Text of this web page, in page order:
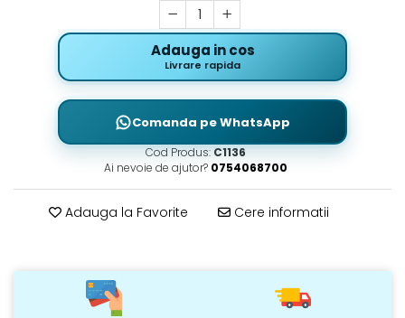
Adauga in cos
Livrare rapida
Comanda pe WhatsApp
Cod Produs:C1136
Ai nevoie de ajutor? 0754068700
Adauga la Favorite Cere informatii